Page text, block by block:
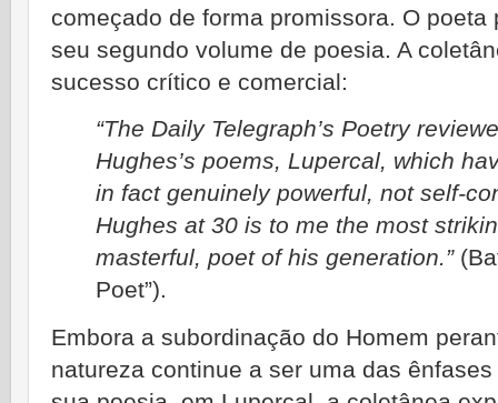
começado de forma promissora. O
seu segundo volume de poesia. A
sucesso crítico e comercial:
“The Daily Telegraph’s Poetry
Hughes’s poems, Lupercal, which
in fact genuinely powerful, not self-
Hughes at 30 is to me the most
masterful, poet of his generation.”
Poet”).
Embora a subordinação do Homem
natureza continue a ser uma das ênfases